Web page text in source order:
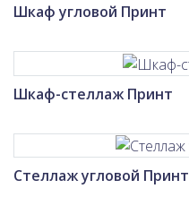
Шкаф угловой Принт
Шкаф-стеллаж Принт
Стеллаж угловой Принт